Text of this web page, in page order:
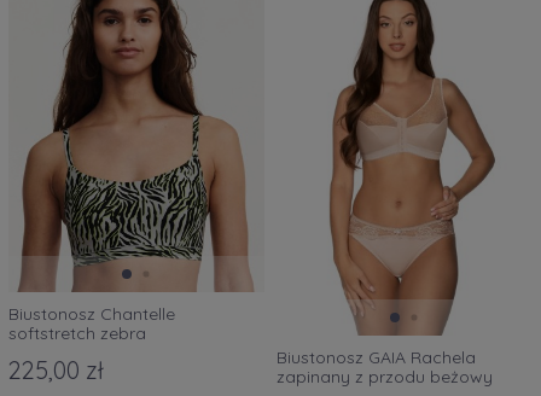
Biustonosz Chantelle
softstretch zebra
225,00 zł
Biustonosz GAIA Rachela
zapinany z przodu beżowy